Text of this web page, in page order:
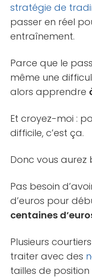
stratégie de
passer en réel
entraînement.
Parce que le
même une
alors apprendre
Et croyez-moi :
difficile, c’est ça.
Donc vous aurez
Pas besoin
d’euros pour
centaines
Plusieurs courtiers
traiter avec des
tailles de